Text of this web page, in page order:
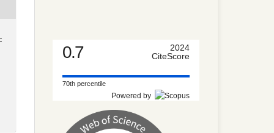
0.7
2024
CiteScore
70th percentile
Powered by